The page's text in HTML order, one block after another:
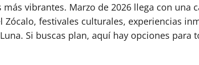
vibrantes. Marzo de 2026 llega con una
Zócalo, festivales culturales, experiencias
Si buscas plan, aquí hay opciones para